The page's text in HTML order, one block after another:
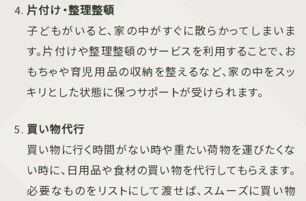
片付け・整理整頓
子どもがいると、家の中がすぐに散らかってしまいま
す。片付けや整理整頓のサービスを利用することで、お
もちゃや育児用品の収納を整えるなど、家の中をスッ
キリとした状態に保つサポートが受けられます。
買い物代行
買い物に行く時間がない時や重たい荷物を運びたくな
い時に、日用品や食材の買い物を代行してもらえます。
必要なものをリストにして渡せば、スムーズに買い物